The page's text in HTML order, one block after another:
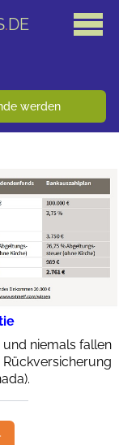
.DE
werden
niemals fallen